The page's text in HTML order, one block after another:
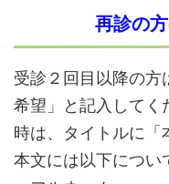
再診の
受診２回目以降の方
希望」と記入してく
時は、タイトルに「
本文には以下につい